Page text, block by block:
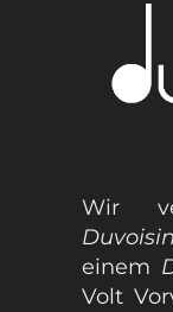
Wir
einem
Volt